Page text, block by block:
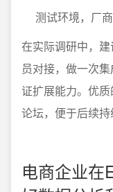
测试环境，厂
在实际调研中，
员对接，做一次
证扩展能力。优
论坛，便于后续持
电商企业在